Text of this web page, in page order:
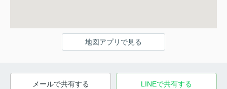
地図アプリで見る
メールで共有する LINEで共有する